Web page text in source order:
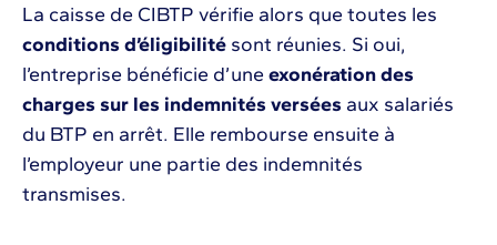
La caisse de CIBTP vérifie alors que toutes les
conditions d’éligibilité sont réunies. Si oui,
l’entreprise bénéficie d’une exonération des
charges sur les indemnités versées aux salariés
du BTP en arrêt. Elle rembourse ensuite à
l’employeur une partie des indemnités
transmises.